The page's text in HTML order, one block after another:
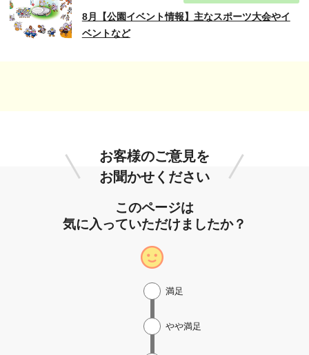
8月【公園イベント情報】主なスポーツ大会やイ
ベントなど
お客様のご意見を
お聞かせください
このページは
気に入っていただけましたか？
やや満足
満足